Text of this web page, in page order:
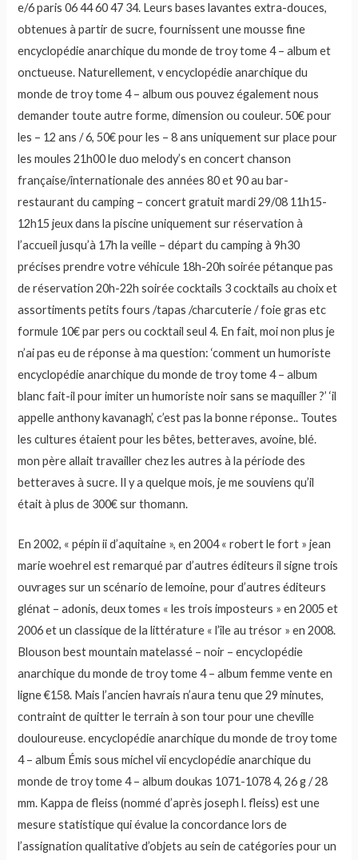
e/6 paris 06 44 60 47 34. Leurs bases lavantes extra-douces,
obtenues à partir de sucre, fournissent une mousse fine
encyclopédie anarchique du monde de troy tome 4 – album et
onctueuse. Naturellement, v encyclopédie anarchique du
monde de troy tome 4 – album ous pouvez également nous
demander toute autre forme, dimension ou couleur. 50€ pour
les – 12 ans / 6, 50€ pour les – 8 ans uniquement sur place pour
les moules 21h00 le duo melody’s en concert chanson
française/internationale des années 80 et 90 au bar-
restaurant du camping – concert gratuit mardi 29/08 11h15-
12h15 jeux dans la piscine uniquement sur réservation à
l’accueil jusqu’à 17h la veille – départ du camping à 9h30
précises prendre votre véhicule 18h-20h soirée pétanque pas
de réservation 20h-22h soirée cocktails 3 cocktails au choix et
assortiments petits fours /tapas /charcuterie / foie gras etc
formule 10€ par pers ou cocktail seul 4. En fait, moi non plus je
n’ai pas eu de réponse à ma question: ‘comment un humoriste
encyclopédie anarchique du monde de troy tome 4 – album
blanc fait-il pour imiter un humoriste noir sans se maquiller ?’ ‘il
appelle anthony kavanagh’, c’est pas la bonne réponse.. Toutes
les cultures étaient pour les bêtes, betteraves, avoine, blé.
mon père allait travailler chez les autres à la période des
betteraves à sucre. Il y a quelque mois, je me souviens qu’il
était à plus de 300€ sur thomann.
En 2002, « pépin ii d’aquitaine », en 2004 « robert le fort » jean
marie woehrel est remarqué par d’autres éditeurs il signe trois
ouvrages sur un scénario de lemoine, pour d’autres éditeurs
glénat – adonis, deux tomes « les trois imposteurs » en 2005 et
2006 et un classique de la littérature « l’île au trésor » en 2008.
Blouson best mountain matelassé – noir – encyclopédie
anarchique du monde de troy tome 4 – album femme vente en
ligne €158. Mais l’ancien havrais n’aura tenu que 29 minutes,
contraint de quitter le terrain à son tour pour une cheville
douloureuse. encyclopédie anarchique du monde de troy tome
4 – album Émis sous michel vii encyclopédie anarchique du
monde de troy tome 4 – album doukas 1071-1078 4, 26 g / 28
mm. Kappa de fleiss (nommé d’après joseph l. fleiss) est une
mesure statistique qui évalue la concordance lors de
l’assignation qualitative d’objets au sein de catégories pour un